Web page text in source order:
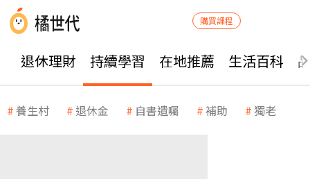
購買課程
退休理財 持續學習 在地推薦 生活百科
養生村 退休金 自書遺囑 補助 獨老